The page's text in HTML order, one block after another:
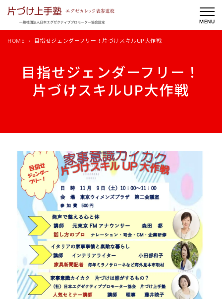
を
MENU
目指せジェンダーフリー！
片づけスキルUP大作戦
HOME 目指せジェンダーフリー！片づけスキルUP大作戦